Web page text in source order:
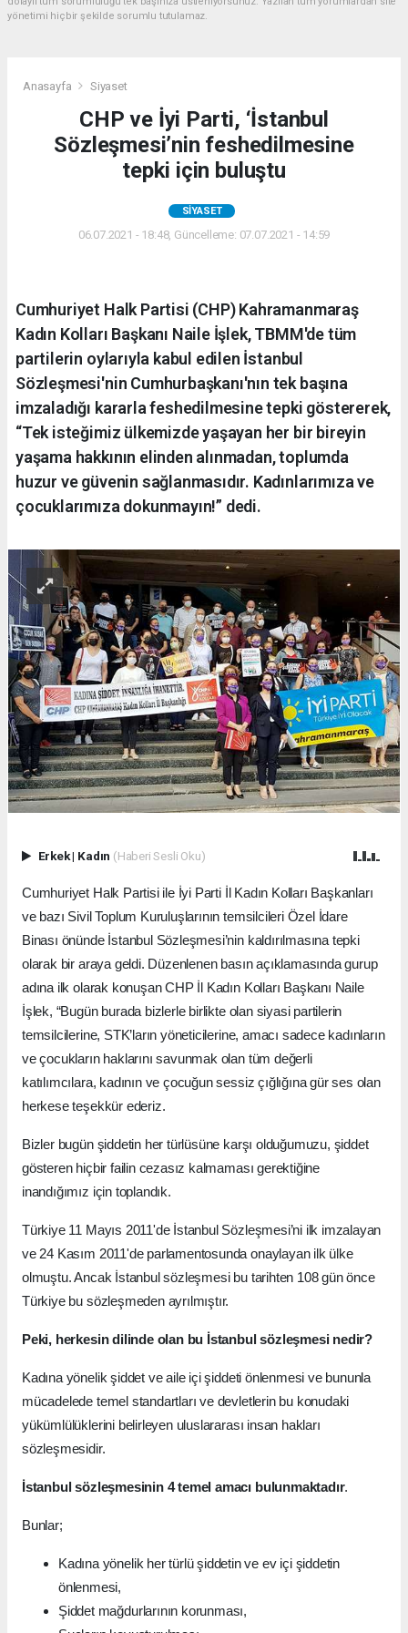
yönetimi hiçbir şekilde sorumlu tutulamaz.
Anasayfa Siyaset
CHP ve İyi Parti, ‘İstanbul
Sözleşmesi’nin feshedilmesine
tepki için buluştu
SIYASET
06.07.2021 - 18:48, Güncelleme: 07.07.2021 - 14:59
Cumhuriyet Halk Partisi (CHP) Kahramanmaraş
Kadın Kolları Başkanı Naile İşlek, TBMM'de tüm
partilerin oylarıyla kabul edilen İstanbul
Sözleşmesi'nin Cumhurbaşkanı'nın tek başına
imzaladığı kararla feshedilmesine tepki göstererek,
“Tek isteğimiz ülkemizde yaşayan her bir bireyin
yaşama hakkının elinden alınmadan, toplumda
huzur ve güvenin sağlanmasıdır. Kadınlarımıza ve
çocuklarımıza dokunmayın!” dedi.
Erkek| Kadın (Haberi Sesli Oku)
Cumhuriyet Halk Partisi ile İyi Parti İl Kadın Kolları Başkanları
ve bazı Sivil Toplum Kuruluşlarının temsilcileri Özel İdare
Binası önünde İstanbul Sözleşmesi’nin kaldırılmasına tepki
olarak bir araya geldi. Düzenlenen basın açıklamasında gurup
adına ilk olarak konuşan CHP İl Kadın Kolları Başkanı Naile
İşlek, “Bugün burada bizlerle birlikte olan siyasi partilerin
temsilcilerine, STK’ların yöneticilerine, amacı sadece kadınların
ve çocukların haklarını savunmak olan tüm değerli
katılımcılara, kadının ve çocuğun sessiz çığlığına gür ses olan
herkese teşekkür ederiz.
Bizler bugün şiddetin her türlüsüne karşı olduğumuzu, şiddet
gösteren hiçbir failin cezasız kalmaması gerektiğine
inandığımız için toplandık.
Türkiye 11 Mayıs 2011'de İstanbul Sözleşmesi’ni ilk imzalayan
ve 24 Kasım 2011'de parlamentosunda onaylayan ilk ülke
olmuştu. Ancak İstanbul sözleşmesi bu tarihten 108 gün önce
Türkiye bu sözleşmeden ayrılmıştır.
Peki, herkesin dilinde olan bu İstanbul sözleşmesi nedir?
Kadına yönelik şiddet ve aile içi şiddeti önlenmesi ve bununla
mücadelede temel standartları ve devletlerin bu konudaki
yükümlülüklerini belirleyen uluslararası insan hakları
sözleşmesidir.
İstanbul sözleşmesinin 4 temel amacı bulunmaktadır.
Bunlar;
Kadına yönelik her türlü şiddetin ve ev içi şiddetin
önlenmesi,
Şiddet mağdurlarının korunması,